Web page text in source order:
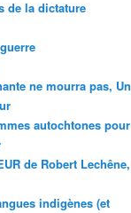
de la dictature
ne mourra pas, Un
autochtones pour
de Robert Lechêne,
indigènes (et